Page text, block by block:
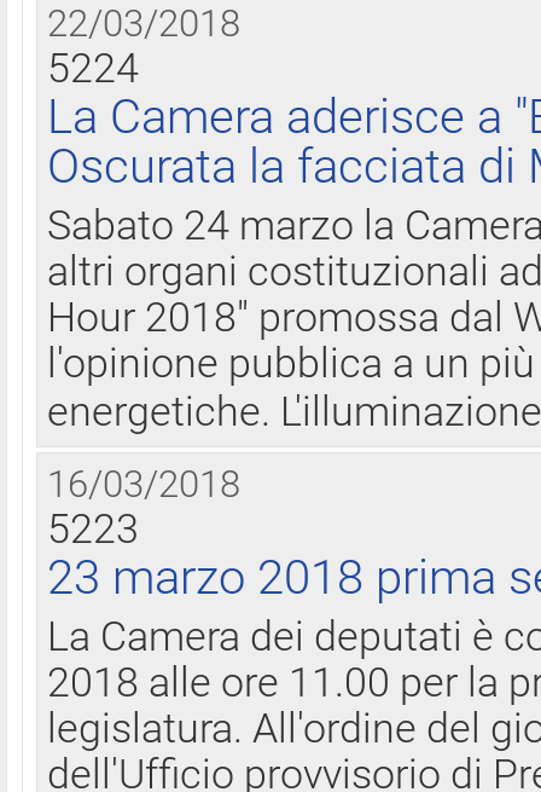
22/03/2018
5224
La Camera aderisce a
Oscurata la facciata di
Sabato 24 marzo la
altri organi costituzionali
Hour 2018" promossa dal
l'opinione pubblica a un
energetiche.
16/03/2018
5223
23 marzo 2018 prima
La Camera dei deputati è
2018 alle ore 11.00 per la
legislatura. All'ordine del
dell'Ufficio provvisorio di